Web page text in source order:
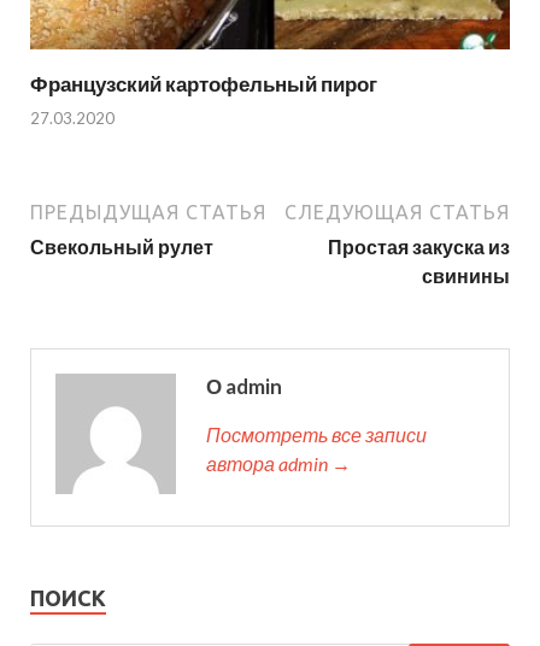
Французский картофельный пирог
27.03.2020
ПРЕДЫДУЩАЯ СТАТЬЯ
Свекольный рулет
СЛЕДУЮЩАЯ СТАТЬЯ
Простая закуска из
свинины
О admin
Посмотреть все записи
автора admin →
ПОИСК